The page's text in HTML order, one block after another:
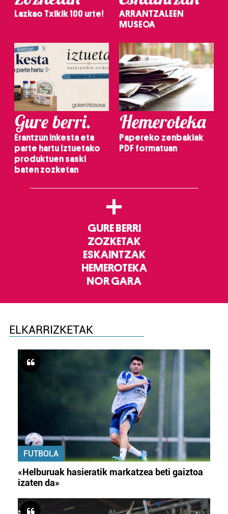
Lazkao Txikik 100 urte!
ARRANTZALEEN
MUSEOA
Gure berri.
Erantzun inkesta eta
parte hartu Iztuetako
produktuen saski
baten zozketan
Hemeroteka
Papereko zenbakiak
PDF formatuan
+
GURE BERRI
ZOZKETAK
ESKAINTZAK
HEMEROTEKA
NOR GARA
ELKARRIZKETAK
FUTBOLA
«Helburuak hasieratik markatzea beti gaiztoa
izaten da»